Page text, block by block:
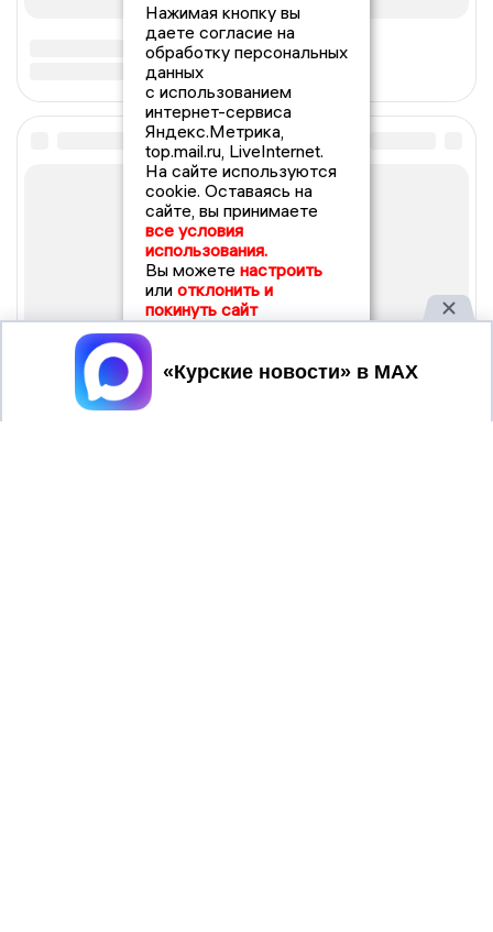
Нажимая кнопку вы
даете согласие на
обработку персональных
данных
с использованием
интернет-сервиса
Яндекс.Метрика,
top.mail.ru, LiveInternet.
На сайте используются
cookie. Оставаясь на
сайте, вы принимаете
все условия
использования.
Вы можете настроить
или отклонить и
покинуть сайт
Принять